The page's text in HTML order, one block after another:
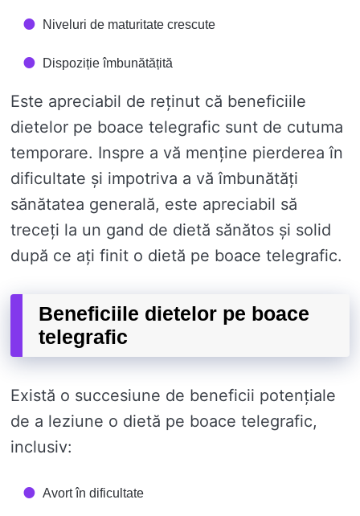
Niveluri de maturitate crescute
Dispoziție îmbunătățită
Este apreciabil de reținut că beneficiile
dietelor pe boace telegrafic sunt de cutuma
temporare. Inspre a vă menține pierderea în
dificultate și impotriva a vă îmbunătăți
sănătatea generală, este apreciabil să
treceți la un gand de dietă sănătos și solid
după ce ați finit o dietă pe boace telegrafic.
Beneficiile dietelor pe boace
telegrafic
Există o succesiune de beneficii potențiale
de a leziune o dietă pe boace telegrafic,
inclusiv:
Avort în dificultate